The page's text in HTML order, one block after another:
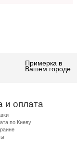
Примерка в
Вашем городе
и оплата
по Киеву